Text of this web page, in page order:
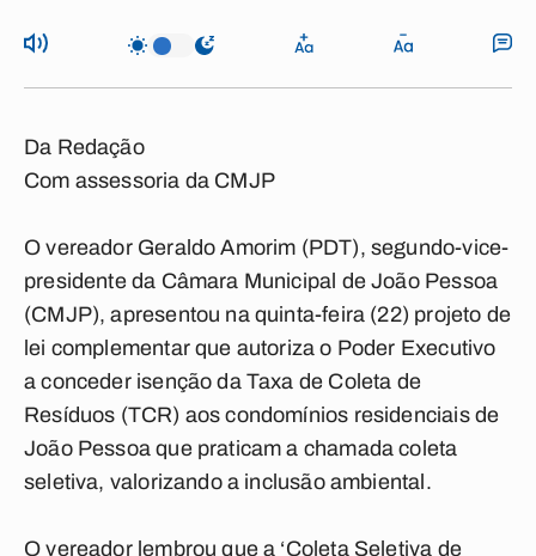
Da Redação
Com assessoria da CMJP
O vereador Geraldo Amorim (PDT), segundo-vice-
presidente da Câmara Municipal de João Pessoa
(CMJP), apresentou na quinta-feira (22) projeto de
lei complementar que autoriza o Poder Executivo
a conceder isenção da Taxa de Coleta de
Resíduos (TCR) aos condomínios residenciais de
João Pessoa que praticam a chamada coleta
seletiva, valorizando a inclusão ambiental.
O vereador lembrou que a ‘Coleta Seletiva de